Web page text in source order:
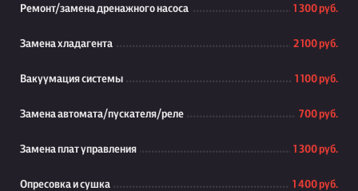
Ремонт/замена дренажного насоса 1 300 руб.
Замена хладагента 2 100 руб.
Вакуумация системы 1 100 руб.
Замена автомата/пускателя/реле 700 руб.
Замена плат управления 1 300 руб.
Опресовка и сушка 1 400 руб.